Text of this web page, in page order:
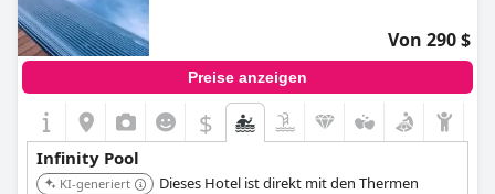
Von 290 $
Preise anzeigen
$
Infinity Pool
KI-generiert
Dieses Hotel ist direkt mit den Thermen